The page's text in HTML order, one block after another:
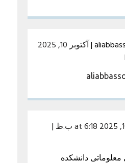
|
آکتوبر 10, 2025
|
دانشکده